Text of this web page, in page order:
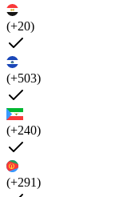
(+20)
(+503)
(+240)
(+291)